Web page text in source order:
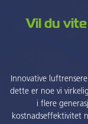
Vil du
Innovative
dette er noe vi
i flere
kostnadseffektivitet